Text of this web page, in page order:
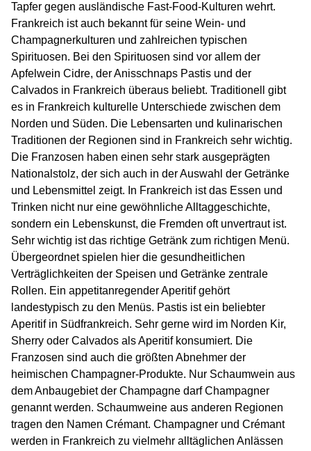
Tapfer gegen ausländische Fast-Food-Kulturen wehrt.
Frankreich ist auch bekannt für seine Wein- und
Champagnerkulturen und zahlreichen typischen
Spirituosen. Bei den Spirituosen sind vor allem der
Apfelwein Cidre, der Anisschnaps Pastis und der
Calvados in Frankreich überaus beliebt. Traditionell gibt
es in Frankreich kulturelle Unterschiede zwischen dem
Norden und Süden. Die Lebensarten und kulinarischen
Traditionen der Regionen sind in Frankreich sehr wichtig.
Die Franzosen haben einen sehr stark ausgeprägten
Nationalstolz, der sich auch in der Auswahl der Getränke
und Lebensmittel zeigt. In Frankreich ist das Essen und
Trinken nicht nur eine gewöhnliche Alltaggeschichte,
sondern ein Lebenskunst, die Fremden oft unvertraut ist.
Sehr wichtig ist das richtige Getränk zum richtigen Menü.
Übergeordnet spielen hier die gesundheitlichen
Verträglichkeiten der Speisen und Getränke zentrale
Rollen. Ein appetitanregender Aperitif gehört
landestypisch zu den Menüs. Pastis ist ein beliebter
Aperitif in Südfrankreich. Sehr gerne wird im Norden Kir,
Sherry oder Calvados als Aperitif konsumiert. Die
Franzosen sind auch die größten Abnehmer der
heimischen Champagner-Produkte. Nur Schaumwein aus
dem Anbaugebiet der Champagne darf Champagner
genannt werden. Schaumweine aus anderen Regionen
tragen den Namen Crémant. Champagner und Crémant
werden in Frankreich zu vielmehr alltäglichen Anlässen